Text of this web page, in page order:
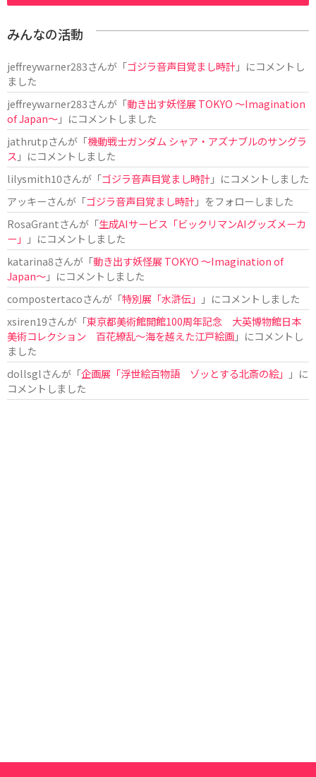
みんなの活動
jeffreywarner283さんが「ゴジラ音声目覚まし時計」にコメントし
ました
jeffreywarner283さんが「動き出す妖怪展 TOKYO 〜Imagination
of Japan〜」にコメントしました
jathrutpさんが「機動戦士ガンダム シャア・アズナブルのサングラ
ス 」にコメントしました
lilysmith10さんが「ゴジラ音声目覚まし時計」にコメントしました
アッキーさんが「ゴジラ音声目覚まし時計」をフォローしました
RosaGrantさんが「生成AIサービス「ビックリマンAIグッズメーカ
ー」
」にコメントしました
katarina8さんが「動き出す妖怪展 TOKYO 〜Imagination of
Japan〜」にコメントしました
compostertacoさんが「特別展「水滸伝」
」にコメントしました
xsiren19さんが「東京都美術館開館100周年記念 大英博物館日本
美術コレクション 百花繚乱～海を越えた江戸絵画」にコメントし
ました
dollsglさんが「企画展「浮世絵百物語 ゾッとする北斎の絵」
」に
コメントしました